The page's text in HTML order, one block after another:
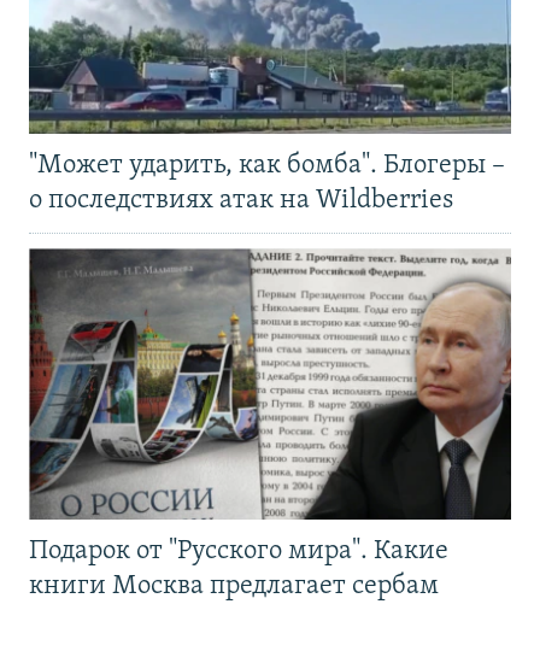
"Может ударить, как бомба". Блогеры –
о последствиях атак на Wildberries
Подарок от "Русского мира". Какие
книги Москва предлагает сербам